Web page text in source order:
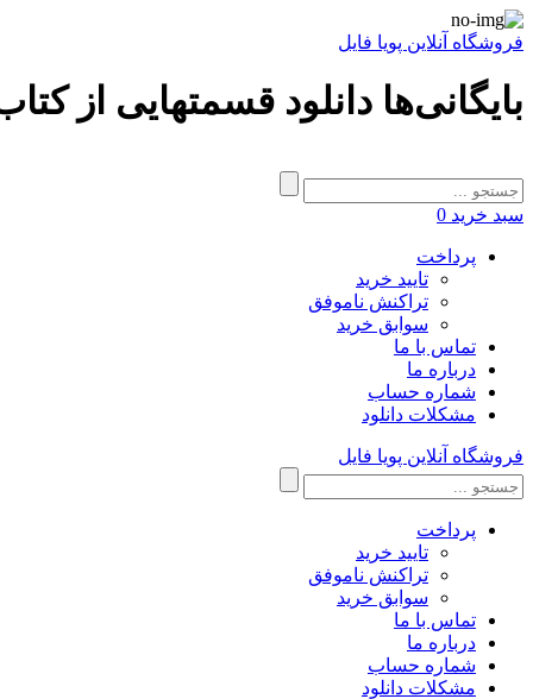
فروشگاه آنلاین پویا فایل
بایگانی‌ها دانلود قسمتهایی از
سبد خرید 0
پرداخت
تایید خرید
تراکنش ناموفق
سوابق خرید
تماس با ما
درباره ما
شماره حساب
مشکلات دانلود
فروشگاه آنلاین پویا فایل
پرداخت
تایید خرید
تراکنش ناموفق
سوابق خرید
تماس با ما
درباره ما
شماره حساب
مشکلات دانلود